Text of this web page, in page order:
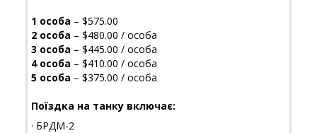
1 особа – $575.00
2 особа – $480.00 / особа
3 особа – $445.00 / особа
4 особа – $410.00 / особа
5 особа – $375.00 / особа
Поїздка на танку включає:
· БРДМ-2